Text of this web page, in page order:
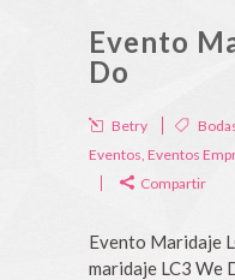
Evento
Do
Betry
Eventos Eventos
Compartir
Evento Maridaje
maridaje LC3 We